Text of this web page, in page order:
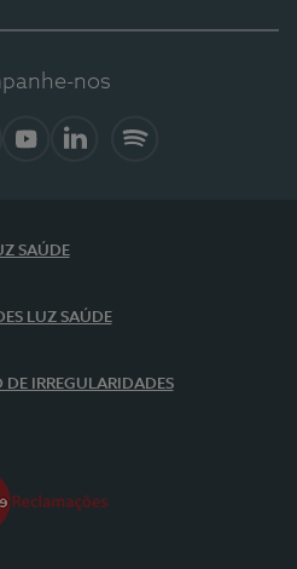
nos
SAÚDE
LUZ SAÚDE
IRREGULARIDADES